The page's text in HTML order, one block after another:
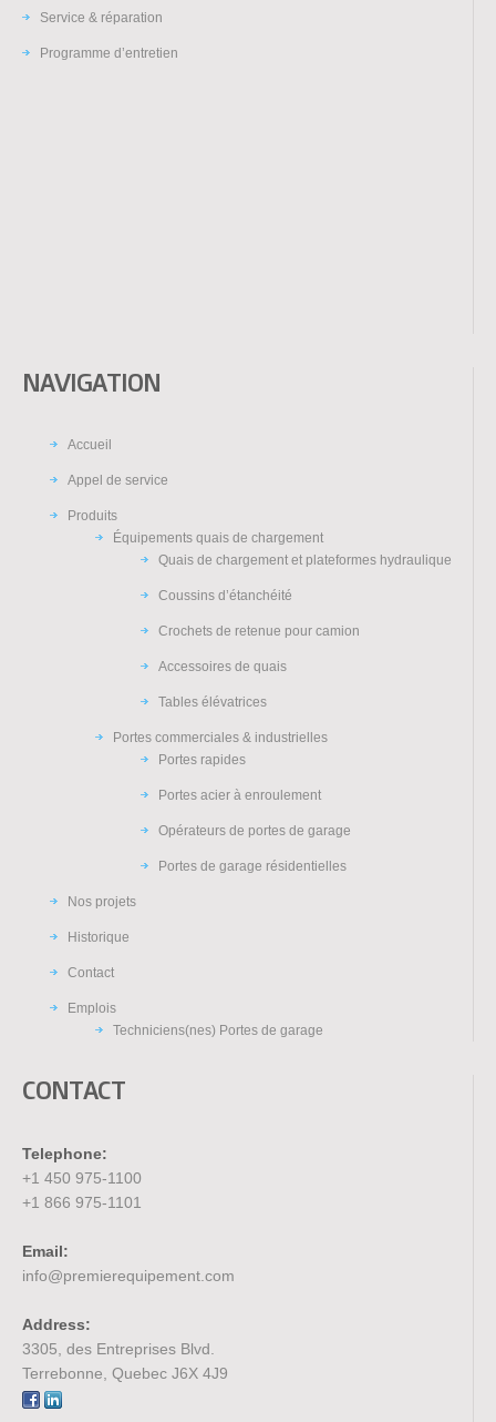
Service & réparation
Programme d’entretien
NAVIGATION
Accueil
Appel de service
Produits
Équipements quais de chargement
Quais de chargement et plateformes hydraulique
Coussins d’étanchéité
Crochets de retenue pour camion
Accessoires de quais
Tables élévatrices
Portes commerciales & industrielles
Portes rapides
Portes acier à enroulement
Opérateurs de portes de garage
Portes de garage résidentielles
Nos projets
Historique
Contact
Emplois
Techniciens(nes) Portes de garage
CONTACT
Telephone:
+1 450 975-1100
+1 866 975-1101
Email:
info@premierequipement.com
Address:
3305, des Entreprises Blvd.
Terrebonne, Quebec J6X 4J9